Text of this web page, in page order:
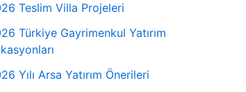
Teslim Villa Projeleri
Türkiye Gayrimenkul Yatırım
Yılı Arsa Yatırım Önerileri